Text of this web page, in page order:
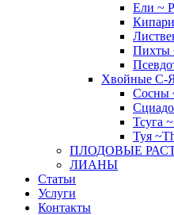
Ели ~
Пихты
Хвойные С-
Сосны
Тсуга
Туя
ПЛОДОВЫЕ
ЛИАНЫ
Статьи
Услуги
Контакты